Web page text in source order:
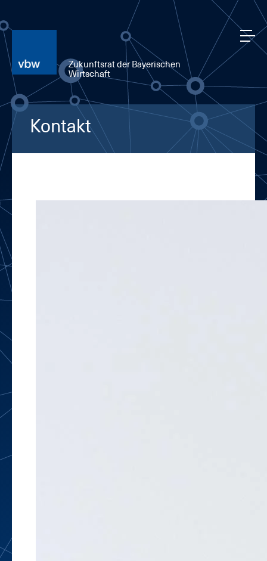
Zukunftsrat der Bayerischen
Wirtschaft
Kontakt